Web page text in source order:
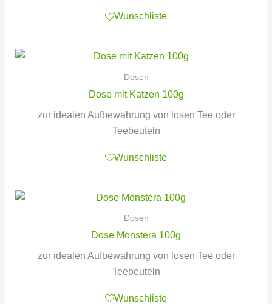
Wunschliste
Dosen
Dose mit Katzen 100g
zur idealen Aufbewahrung von losen Tee oder
Teebeuteln
Wunschliste
Dosen
Dose Monstera 100g
zur idealen Aufbewahrung von losen Tee oder
Teebeuteln
Wunschliste